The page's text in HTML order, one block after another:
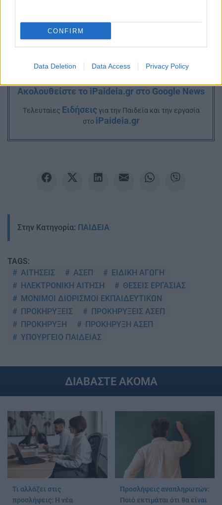
CONFIRM
Data Deletion Data Access Privacy Policy
Ακολουθείστε το iPaideia.gr στο Google News
Tελευταίες Ειδήσειςγια την Παιδεία και την εργασία
στο iPaideia.gr
Στην Κατηγορία: ΠΑΙΔΕΙΑ
TAGS:
ΑΙΤΗΣΕΙΣ
ΑΣΕΠ
ΕΙΔΙΚΗ ΑΓΩΓΗ
ΗΛΕΚΤΡΟΝΙΚΗ ΑΙΤΗΣΗ
ΘΕΣΕΙΣ ΕΡΓΑΣΙΑΣ
ΜΟΝΙΜΟΙ ΔΙΟΡΙΣΜΟΙ ΕΚΠΑΙΔΕΥΤΙΚΩΝ
ΠΡΟΚΗΡΥΞΕΙΣ
ΠΡΟΚΗΡΥΞΕΙΣ ΑΣΕΠ
ΠΡΟΚΗΡΥΞΗ
ΠΡΟΚΗΡΥΞΗ ΑΣΕΠ
ΥΠΟΥΡΓΕΙΟ ΠΑΙΔΕΙΑΣ
ΔΙΑΒΑΣΤΕ ΑΚΟΜΑ
Τι αλλάζει στις
προσλήψεις: Η νέα
Προσλήψεις αναπληρωτών:
Ποιό εκτιμάται ότι θα είναι